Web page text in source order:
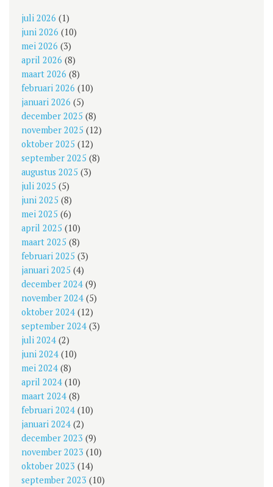
juli 2026 (1)
juni 2026 (10)
mei 2026 (3)
april 2026 (8)
maart 2026 (8)
februari 2026 (10)
januari 2026 (5)
december 2025 (8)
november 2025 (12)
oktober 2025 (12)
september 2025 (8)
augustus 2025 (3)
juli 2025 (5)
juni 2025 (8)
mei 2025 (6)
april 2025 (10)
maart 2025 (8)
februari 2025 (3)
januari 2025 (4)
december 2024 (9)
november 2024 (5)
oktober 2024 (12)
september 2024 (3)
juli 2024 (2)
juni 2024 (10)
mei 2024 (8)
april 2024 (10)
maart 2024 (8)
februari 2024 (10)
januari 2024 (2)
december 2023 (9)
november 2023 (10)
oktober 2023 (14)
september 2023 (10)